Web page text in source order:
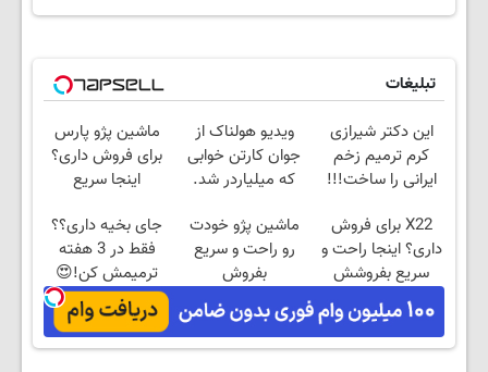
تبلیغات
این دکتر شیرازی
کرم ترمیم زخم
ایرانی را ساخت!!!
ویدیو هولناک از
جوان کارتن خوابی
که میلیاردر شد.
ماشین پژو پارس
برای فروش داری؟
اینجا سریع
X22 برای فروش
داری؟ اینجا راحت و
سریع بفروشش
ماشین پژو خودت
رو راحت و سریع
بفروش
جای بخیه داری؟؟
فقط در 3 هفته
ترمیمش کن!😍